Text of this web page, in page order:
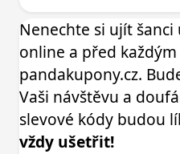
Nenechte si ujít
online a před
pandakupony.cz.
Vaši návštěvu a
slevové kódy budou
vždy ušetřit!